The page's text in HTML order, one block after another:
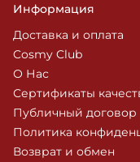
Информация
Доставка и оплата
Cosmy Club
О Нас
Сертификаты
Публичный договор
Политика
Возврат и обмен